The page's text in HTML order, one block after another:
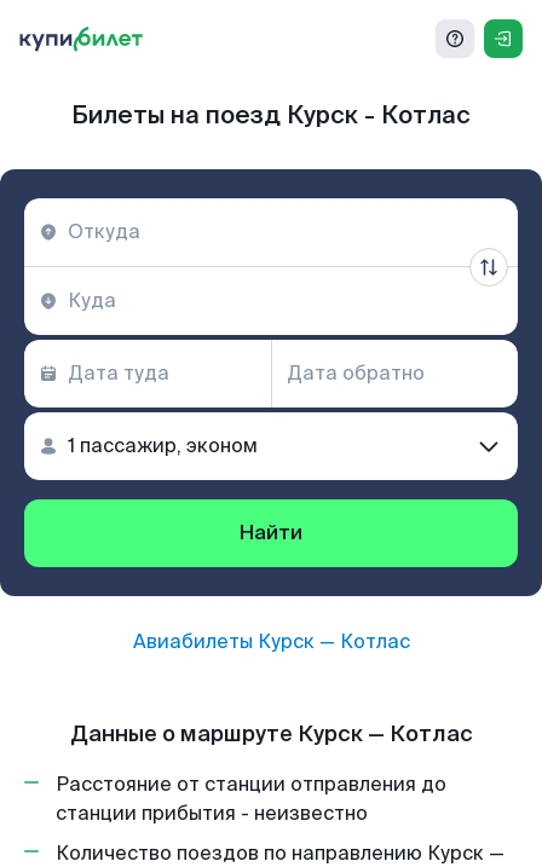
Билеты на поезд Курск - Котлас
Найти
Авиабилеты Курск— Котлас
Данные о маршруте Курск — Котлас
Расстояние от станции отправления до
станции прибытия - неизвестно
Количество поездов по направлению Курск —